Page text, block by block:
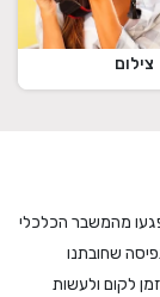
צילום
מהמשבר הכלכלי
שחובתנו
לקום ולעשות